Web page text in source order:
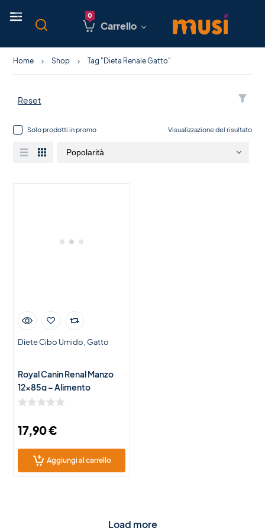
Carrello
Home Shop Tag "Dieta Renale Gatto"
Reset
Solo prodotti in promo Visualizzazione del risultato
Diete Cibo Umido Gatto
Royal Canin Renal Manzo
12x85g – Alimento
Dietetico Completo per
Renale
17,90€
Aggiungi al carrello
Load more